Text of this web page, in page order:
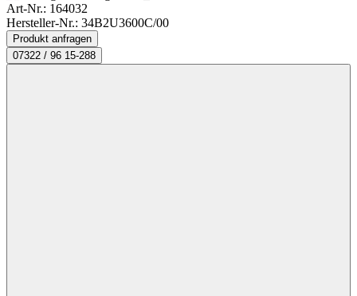
Art-Nr.: 164032
Hersteller-Nr.: 34B2U3600C/00
Produkt anfragen
07322 / 96 15-288